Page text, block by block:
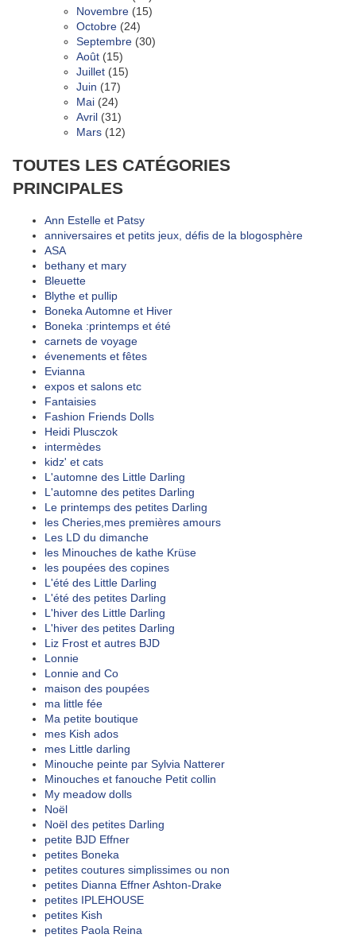
Novembre (15)
Octobre (24)
Septembre (30)
Août (15)
Juillet (15)
Juin (17)
Mai (24)
Avril (31)
Mars (12)
TOUTES LES CATÉGORIES
PRINCIPALES
Ann Estelle et Patsy
anniversaires et petits jeux, défis de la blogosphère
ASA
bethany et mary
Bleuette
Blythe et pullip
Boneka Automne et Hiver
Boneka :printemps et été
carnets de voyage
évenements et fêtes
Evianna
expos et salons etc
Fantaisies
Fashion Friends Dolls
Heidi Plusczok
intermèdes
kidz' et cats
L'automne des Little Darling
L'automne des petites Darling
Le printemps des petites Darling
les Cheries,mes premières amours
Les LD du dimanche
les Minouches de kathe Krüse
les poupées des copines
L'été des Little Darling
L'été des petites Darling
L'hiver des Little Darling
L'hiver des petites Darling
Liz Frost et autres BJD
Lonnie
Lonnie and Co
maison des poupées
ma little fée
Ma petite boutique
mes Kish ados
mes Little darling
Minouche peinte par Sylvia Natterer
Minouches et fanouche Petit collin
My meadow dolls
Noël
Noël des petites Darling
petite BJD Effner
petites Boneka
petites coutures simplissimes ou non
petites Dianna Effner Ashton-Drake
petites IPLEHOUSE
petites Kish
petites Paola Reina